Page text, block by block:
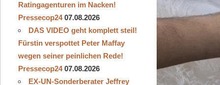
Ratingagenturen im Nacken!
Pressecop24 07.08.2026
DAS VIDEO geht komplett steil!
Fürstin verspottet Peter Maffay
wegen seiner peinlichen Rede!
Pressecop24 07.08.2026
EX-UN-Sonderberater Jeffrey